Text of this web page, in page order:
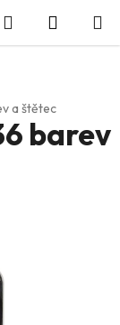
Hledat
KOŠÍK
a štětec
barev